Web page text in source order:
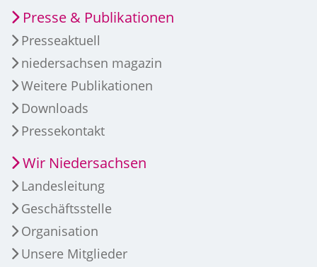
Presse & Publikationen
Presseaktuell
niedersachsen magazin
Weitere Publikationen
Downloads
Pressekontakt
Wir Niedersachsen
Landesleitung
Geschäftsstelle
Organisation
Unsere Mitglieder